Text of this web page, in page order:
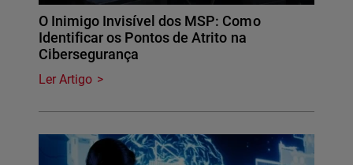
O Inimigo Invisível dos MSP: Como
Identificar os Pontos de Atrito na
Cibersegurança
Ler Artigo